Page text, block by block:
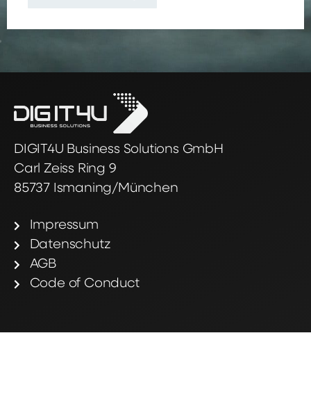
DIGIT4U Business Solutions GmbH
Carl Zeiss Ring 9
85737 Ismaning/München
Impressum
Datenschutz
AGB
Code of Conduct